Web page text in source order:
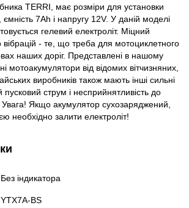
TERRI, має розміри для установки
7Аh і напругу 12V. У даній моделі
гелевий електроліт. Міцний
вібрацій - те, що треба для мотоциклетного
наших доріг. Представлені в нашому
мотоакумулятори від відомих вітчизняних,
виробників також мають інші сильні
струм і несприйнятливість до
Увага! Якщо акумулятор сухозаряджений,
необхідно залити електроліт!
Без індикатора
YTX7A-BS